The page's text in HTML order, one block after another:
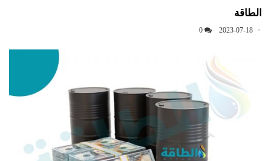
الطاقة
2023-07-18
0